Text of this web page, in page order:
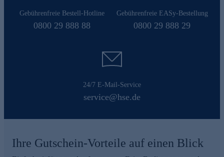
Gebührenfreie Bestell-Hotline
0800 29 888 88
Gebührenfreie EASy-Bestellung
0800 29 888 29
24/7 E-Mail-Service
service@hse.de
Ihre Gutschein-Vorteile auf einen Blick